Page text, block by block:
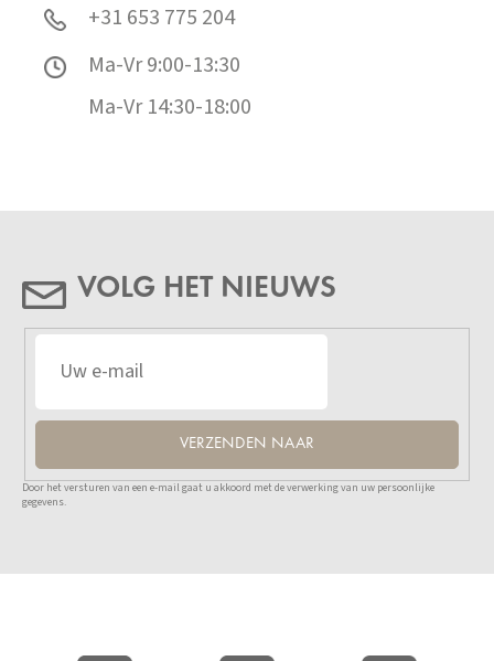
+31 653 775 204
Ma-Vr 9:00-13:30
Ma-Vr 14:30-18:00
VOLG HET NIEUWS
VERZENDEN NAAR
Door het versturen van een e-mail gaat u akkoord met de verwerking van uw persoonlijke
gegevens.